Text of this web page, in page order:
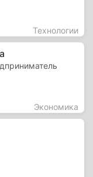
Технологии
Экономика